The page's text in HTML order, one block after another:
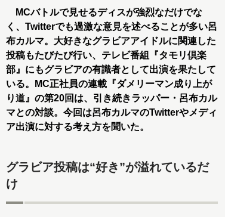
MCバトルで見せるディスが強烈なだけでな
く、Twitterでも過激な意見を述べることが多い呂
布カルマ。大好きなグラビアアイドルに関連した
投稿もたびたび行い、テレビ番組『タモリ倶楽
部』にもグラビアの有識者として出演を果たして
いる。MC正社員の連載『ダメリーマン成り上が
り道』の第20回は、引き続きラッパー・呂布カル
マとの対談。今回は呂布カルマのTwitterやメディ
ア出演に対する考え方を聞いた。
グラビア投稿は“好き”が溢れているだ
け